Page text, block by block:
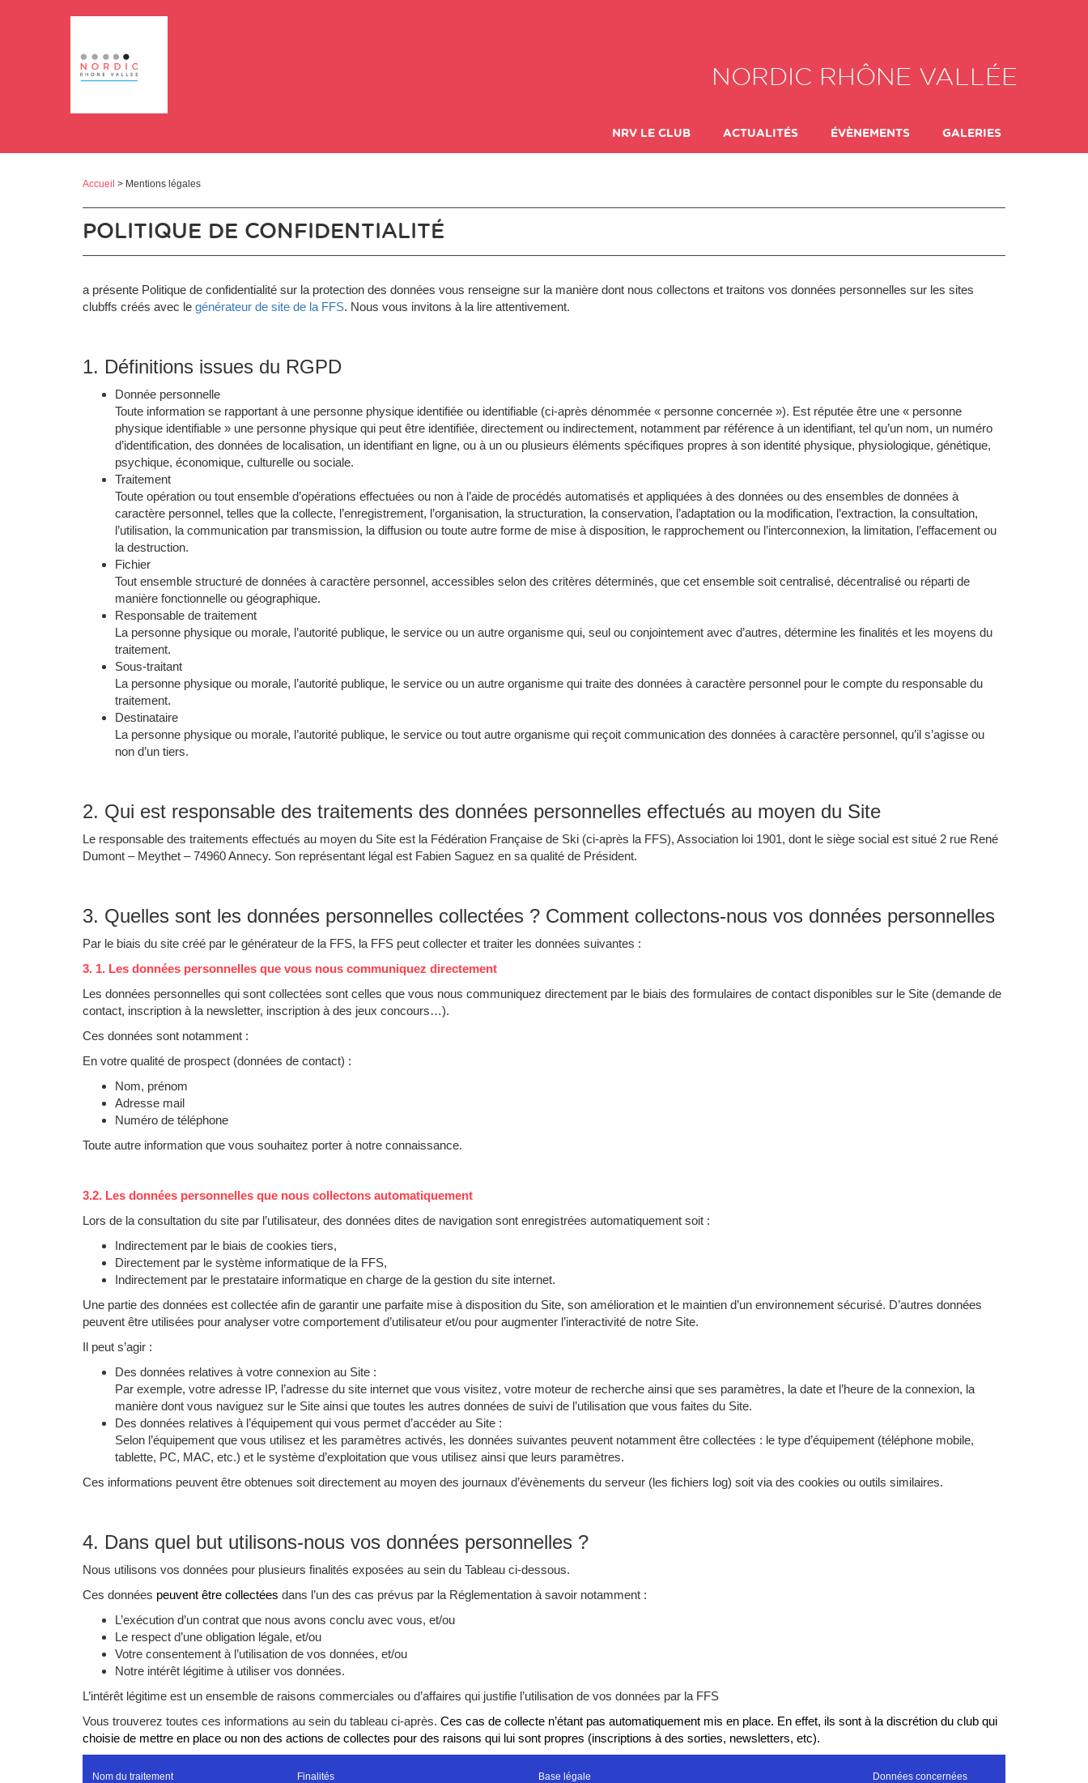
NORDIC RHÔNE VALLÉE
NRV LE CLUB ACTUALITÉS ÉVÈNEMENTS GALERIES
Accueil > Mentions légales
POLITIQUE DE CONFIDENTIALITÉ
a présente Politique de confidentialité sur la protection des données vous renseigne sur la manière dont nous collectons et traitons vos données personnelles sur les sites
clubffs créés avec le générateur de site de la FFS. Nous vous invitons à la lire attentivement.
1. Définitions issues du RGPD
Donnée personnelle
Toute information se rapportant à une personne physique identifiée ou identifiable (ci-après dénommée « personne concernée »). Est réputée être une « personne
physique identifiable » une personne physique qui peut être identifiée, directement ou indirectement, notamment par référence à un identifiant, tel qu’un nom, un numéro
d’identification, des données de localisation, un identifiant en ligne, ou à un ou plusieurs éléments spécifiques propres à son identité physique, physiologique, génétique,
psychique, économique, culturelle ou sociale.
Traitement
Toute opération ou tout ensemble d’opérations effectuées ou non à l’aide de procédés automatisés et appliquées à des données ou des ensembles de données à
caractère personnel, telles que la collecte, l’enregistrement, l’organisation, la structuration, la conservation, l’adaptation ou la modification, l’extraction, la consultation,
l’utilisation, la communication par transmission, la diffusion ou toute autre forme de mise à disposition, le rapprochement ou l’interconnexion, la limitation, l’effacement ou
la destruction.
Fichier
Tout ensemble structuré de données à caractère personnel, accessibles selon des critères déterminés, que cet ensemble soit centralisé, décentralisé ou réparti de
manière fonctionnelle ou géographique.
Responsable de traitement
La personne physique ou morale, l’autorité publique, le service ou un autre organisme qui, seul ou conjointement avec d’autres, détermine les finalités et les moyens du
traitement.
Sous-traitant
La personne physique ou morale, l’autorité publique, le service ou un autre organisme qui traite des données à caractère personnel pour le compte du responsable du
traitement.
Destinataire
La personne physique ou morale, l’autorité publique, le service ou tout autre organisme qui reçoit communication des données à caractère personnel, qu’il s’agisse ou
non d’un tiers.
2. Qui est responsable des traitements des données personnelles effectués au moyen du Site
Le responsable des traitements effectués au moyen du Site est la Fédération Française de Ski (ci-après la FFS), Association loi 1901, dont le siège social est situé 2 rue René
Dumont – Meythet – 74960 Annecy. Son représentant légal est Fabien Saguez en sa qualité de Président.
3. Quelles sont les données personnelles collectées ? Comment collectons-nous vos données personnelles
Par le biais du site créé par le générateur de la FFS, la FFS peut collecter et traiter les données suivantes :
3. 1. Les données personnelles que vous nous communiquez directement
Les données personnelles qui sont collectées sont celles que vous nous communiquez directement par le biais des formulaires de contact disponibles sur le Site (demande de
contact, inscription à la newsletter, inscription à des jeux concours…).
Ces données sont notamment :
En votre qualité de prospect (données de contact) :
Nom, prénom
Adresse mail
Numéro de téléphone
Toute autre information que vous souhaitez porter à notre connaissance.
3.2. Les données personnelles que nous collectons automatiquement
Lors de la consultation du site par l’utilisateur, des données dites de navigation sont enregistrées automatiquement soit :
Indirectement par le biais de cookies tiers,
Directement par le système informatique de la FFS,
Indirectement par le prestataire informatique en charge de la gestion du site internet.
Une partie des données est collectée afin de garantir une parfaite mise à disposition du Site, son amélioration et le maintien d’un environnement sécurisé. D’autres données
peuvent être utilisées pour analyser votre comportement d’utilisateur et/ou pour augmenter l’interactivité de notre Site.
Il peut s’agir :
Des données relatives à votre connexion au Site :
Par exemple, votre adresse IP, l’adresse du site internet que vous visitez, votre moteur de recherche ainsi que ses paramètres, la date et l’heure de la connexion, la
manière dont vous naviguez sur le Site ainsi que toutes les autres données de suivi de l’utilisation que vous faites du Site.
Des données relatives à l’équipement qui vous permet d’accéder au Site :
Selon l’équipement que vous utilisez et les paramètres activés, les données suivantes peuvent notamment être collectées : le type d’équipement (téléphone mobile,
tablette, PC, MAC, etc.) et le système d’exploitation que vous utilisez ainsi que leurs paramètres.
Ces informations peuvent être obtenues soit directement au moyen des journaux d’évènements du serveur (les fichiers log) soit via des cookies ou outils similaires.
4. Dans quel but utilisons-nous vos données personnelles ?
Nous utilisons vos données pour plusieurs finalités exposées au sein du Tableau ci-dessous.
Ces données peuvent être collectées dans l’un des cas prévus par la Réglementation à savoir notamment :
L’exécution d’un contrat que nous avons conclu avec vous, et/ou
Le respect d’une obligation légale, et/ou
Votre consentement à l’utilisation de vos données, et/ou
Notre intérêt légitime à utiliser vos données.
L’intérêt légitime est un ensemble de raisons commerciales ou d’affaires qui justifie l’utilisation de vos données par la FFS
Vous trouverez toutes ces informations au sein du tableau ci-après. Ces cas de collecte n’étant pas automatiquement mis en place. En effet, ils sont à la discrétion du club qui
choisie de mettre en place ou non des actions de collectes pour des raisons qui lui sont propres (inscriptions à des sorties, newsletters, etc).
Nom du traitement Finalités Base légale Données concernées